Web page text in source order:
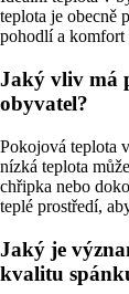
teplota je obecně
pohodlí a komfort
Jaký vliv má
obyvatel?
Pokojová teplota
nízká teplota
chřipka nebo
teplé prostředí,
Jaký je
kvalitu